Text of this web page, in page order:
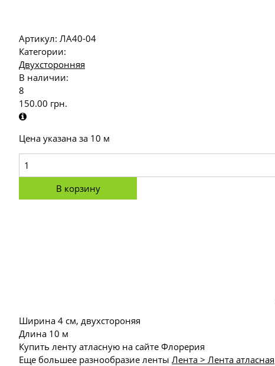
Артикул: ЛА40-04
Категории:
Двухсторонняя
В наличии:
8
150.00 грн.
Цена указана за 10 м
В корзину
Ширина 4 см, двухстороняя
Длина 10 м
Купить ленту атласную на сайте Флорерия
Еще большее разнообразие ленты Лента > Лента атласная